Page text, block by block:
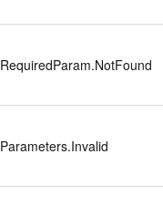
RequiredParam.NotFound
Parameters.Invalid